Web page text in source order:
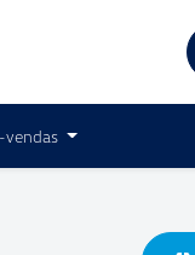
vendas